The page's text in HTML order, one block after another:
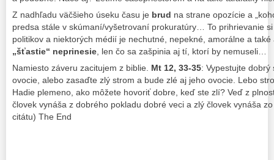
Z nadhľadu väčšieho úseku času je brud na strane opozície a
predsa stále v skúmaní/vyšetrovaní prokuratúry… To prihrievanie
politikov a niektorých médií je nechutné, nepekné, amorálne a
„šťastie“ neprinesie, len čo sa zašpinia aj tí, ktorí by nemuseli…
Namiesto záveru zacitujem z biblie. Mt 12, 33-35: Vypestujte
ovocie, alebo zasaďte zlý strom a bude zlé aj jeho ovocie. Lebo
Hadie plemeno, ako môžete hovoriť dobre, keď ste zlí? Veď z
človek vynáša z dobrého pokladu dobré veci a zlý človek vynáša
citátu) The End